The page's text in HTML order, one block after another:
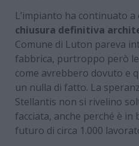
L’impianto ha continuato
chiusura definitiva
Comune di Luton pareva
fabbrica, purtroppo però
come avrebbero dovuto e
un nulla di fatto. La
Stellantis non si rivelino
facciata, anche perché è in
futuro di circa 1.000